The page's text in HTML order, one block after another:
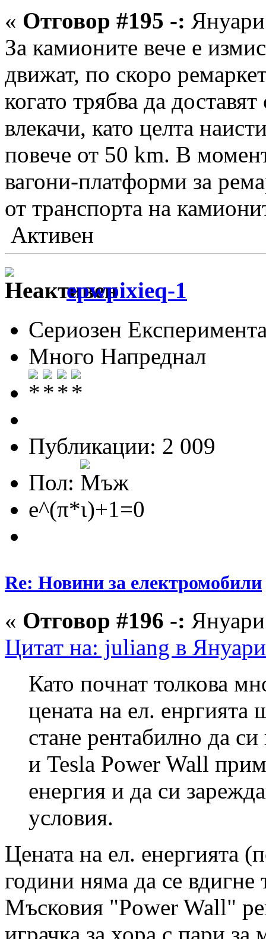
« Отговор #195 -:
За камионите вече е
движат, по скоро
когато трябва да
влекачи, като целта
повече от 50 km. В
вагони-платформи за
от транспорта на
Активен
epwpixieq-1
Сериозен
Много Напреднал
Публикации: 2 009
Пол:
e^(π*ι)+1=0
Re: Новини за електромобили
« Отговор #196 -:
Цитат на: juliang в
Като почнат толкова
цената на ел. енргията
стане рентабилно да
и Tesla Power Wall
енергия и да си
условия.
Цената на ел. енергията
години няма да се вдигне
Мъсковия "Power Wall"